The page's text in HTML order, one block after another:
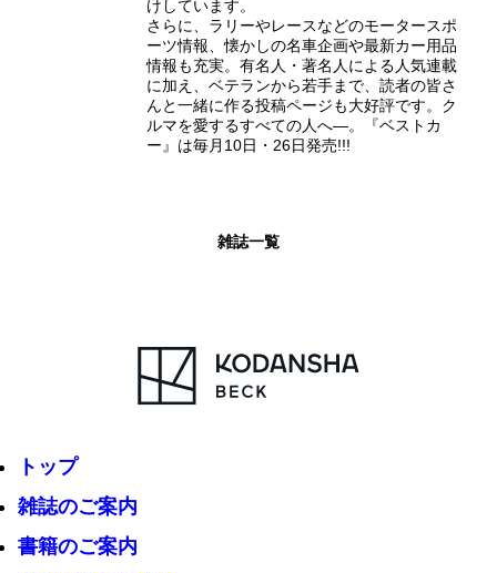
けしています。
さらに、ラリーやレースなどのモータースポ
ーツ情報、懐かしの名車企画や最新カー用品
情報も充実。有名人・著名人による人気連載
に加え、ベテランから若手まで、読者の皆さ
んと一緒に作る投稿ページも大好評です。ク
ルマを愛するすべての人へ―。『ベストカ
ー』は毎月10日・26日発売!!!
雑誌一覧
トップ
雑誌のご案内
書籍のご案内